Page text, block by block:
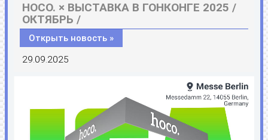
HOCO. × ВЫСТАВКА В ГОНКОНГЕ 2025 /
ОКТЯБРЬ /
Открыть новость »
29.09.2025